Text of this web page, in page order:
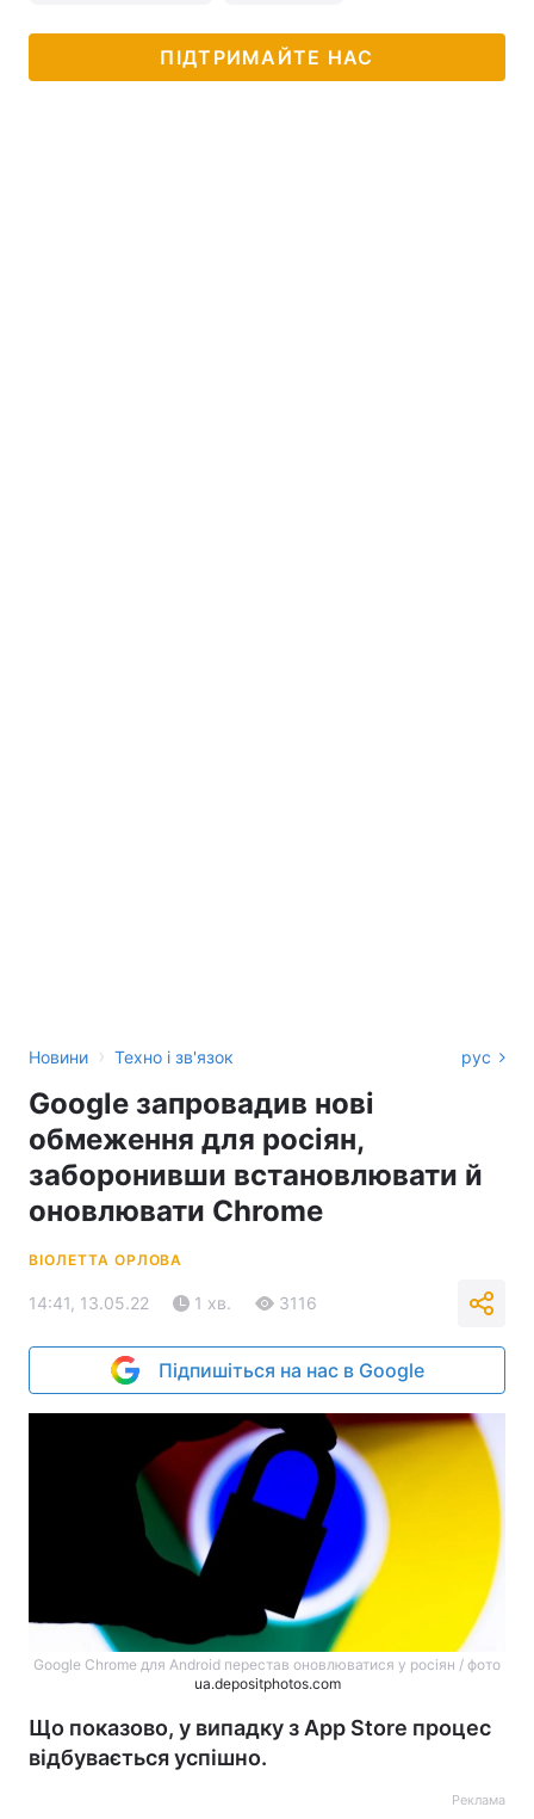
ПІДТРИМАЙТЕ НАС
Новини › Техно і зв'язок рус
Google запровадив нові
обмеження для росіян,
заборонивши встановлювати й
оновлювати Chrome
ВІОЛЕТТА ОРЛОВА
14:41, 13.05.22 1 хв. 3116
Підпишіться на нас в Google
Google Chrome для Android перестав оновлюватися у росіян / фото
ua.depositphotos.com
Що показово, у випадку з App Store процес
відбувається успішно.
Реклама